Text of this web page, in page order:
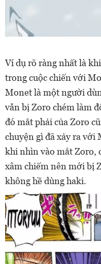
Ví dụ rõ ràng nhất là
trong cuộc chiến với
Monet là một người
vẫn bị Zoro chém làm
đó mắt phải của Zoro
chuyện gì đã xảy ra với
khi nhìn vào mắt Zoro,
xâm chiếm nên mới bị
không hề dùng haki.